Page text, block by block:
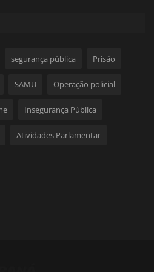
segurança pública Prisão
SAMU Operação policial
Insegurança Pública
Atividades Parlamentar